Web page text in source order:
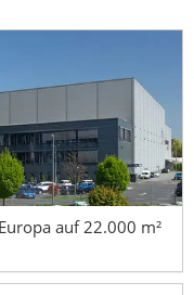
auf 22.000 m²